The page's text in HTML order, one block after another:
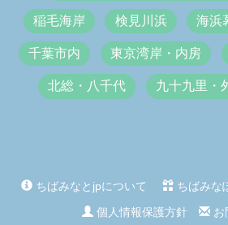
稲毛海岸 検見川浜 海浜
千葉市内 東京湾岸・内房
北総・八千代 九十九里・
ちばみなとjpについて ちばみな
個人情報保護方針
お